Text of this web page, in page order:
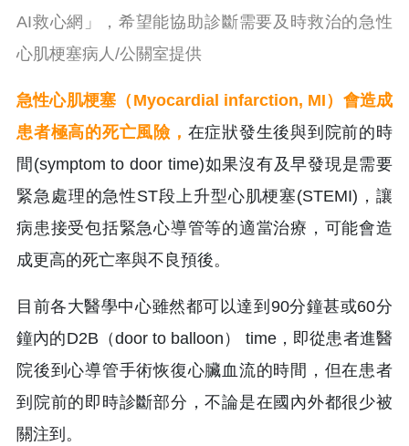
AI救心網」，希望能協助診斷需要及時救治的急性
心肌梗塞病人/公關室提供
急性心肌梗塞（Myocardial infarction, MI）會造成
患者極高的死亡風險， 在症狀發生後與到院前的時
間(symptom to door time)如果沒有及早發現是需要
緊急處理的急性ST段上升型心肌梗塞(STEMI)，讓
病患接受包括緊急心導管等的適當治療，可能會造
成更高的死亡率與不良預後。
目前各大醫學中心雖然都可以達到90分鐘甚或60分
鐘內的D2B（door to balloon） time，即從患者進醫
院後到心導管手術恢復心臟血流的時間，但在患者
到院前的即時診斷部分，不論是在國內外都很少被
關注到。